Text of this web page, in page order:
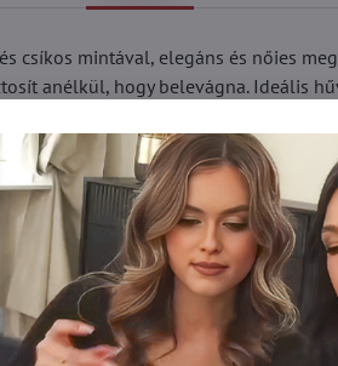
csíkos mintával, elegáns és nőies
anélkül, hogy belevágna. Ideális